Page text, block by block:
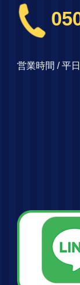
営業時間 / 平